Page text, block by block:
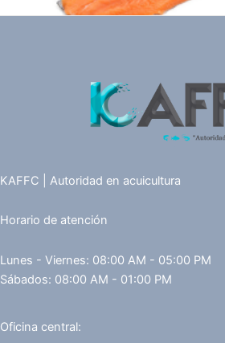
KAFFC | Autoridad en acuicultura
Horario de atención
Lunes - Viernes: 08:00 AM - 05:00 PM
Sábados: 08:00 AM - 01:00 PM
Oficina central: